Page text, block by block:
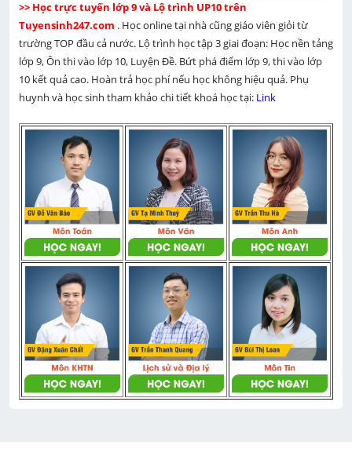
>> Học trực tuyến lớp 9 và Lộ trình UP10 trên
Tuyensinh247.com . Học online tại nhà cũng giáo viên giỏi từ
trường TOP đầu cả nước. Lộ trình học tập 3 giai đoạn: Học nền tảng
lớp 9, Ôn thi vào lớp 10, Luyện Đề. Bứt phá điểm lớp 9, thi vào lớp
10 kết quả cao. Hoàn trả học phí nếu học không hiệu quả. Phụ
huynh và học sinh tham khảo chi tiết khoá học tại: Link